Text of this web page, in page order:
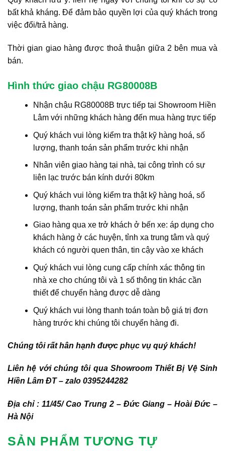
bất khả kháng. Để đảm bảo quyền lợi của quý khách trong
việc đổi/trả hàng.
Thời gian giao hàng được thoả thuận giữa 2 bên mua và
bán.
Hình thức giao chậu RG80008B
Nhận chậu RG80008B trực tiếp tại Showroom Hiền
Lâm với những khách hàng đến mua hàng trực tiếp
Quý khách vui lòng kiểm tra thật kỹ hàng hoá, số
lượng, thanh toán sản phẩm trước khi nhận
Nhân viên giao hàng tại nhà, tại công trình có sự
liên lạc trước bán kính dưới 80km
Quý khách vui lòng kiểm tra thật kỹ hàng hoá, số
lượng, thanh toán sản phẩm trước khi nhận
Giao hàng qua xe trở khách ở bến xe: áp dụng cho
khách hàng ở các huyện, tỉnh xa trung tâm và quý
khách có người quen thân, tin cậy vào xe khách
Quý khách vui lòng cung cấp chính xác thông tin
nhà xe cho chúng tôi và 1 số thông tin khác cần
thiết để chuyển hàng được dễ dàng
Quý khách vui lòng thanh toán toàn bộ giá trị đơn
hàng trước khi chúng tôi chuyển hàng đi.
Chúng tôi rất hân hạnh được phục vụ quý khách!
Liên hệ với chúng tôi qua Showroom Thiết Bị Vệ Sinh
Hiền Lâm ĐT – zalo 0395244282
Địa chỉ : 11/45/ Cao Trung 2 – Đức Giang – Hoài Đức –
Hà Nội
SẢN PHẨM TƯƠNG TỰ